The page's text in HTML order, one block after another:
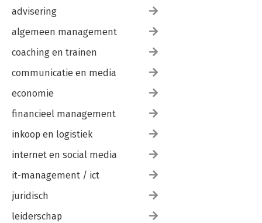
advisering
algemeen management
coaching en trainen
communicatie en media
economie
financieel management
inkoop en logistiek
internet en social media
it-management / ict
juridisch
leiderschap